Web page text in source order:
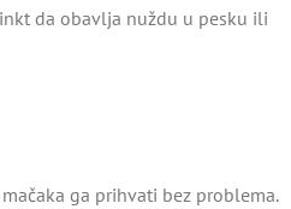
da obavlja nuždu u pesku ili
ga prihvati bez problema.